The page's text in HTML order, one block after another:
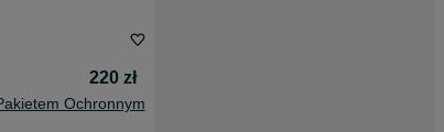
220 zł
Ochronnym